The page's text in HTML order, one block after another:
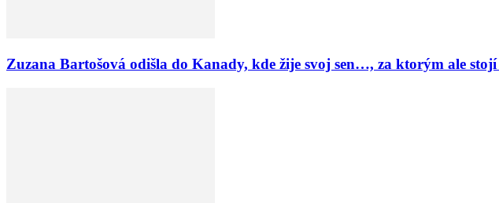
Zuzana Bartošová odišla do Kanady, kde žije svoj sen…, za ktorým ale